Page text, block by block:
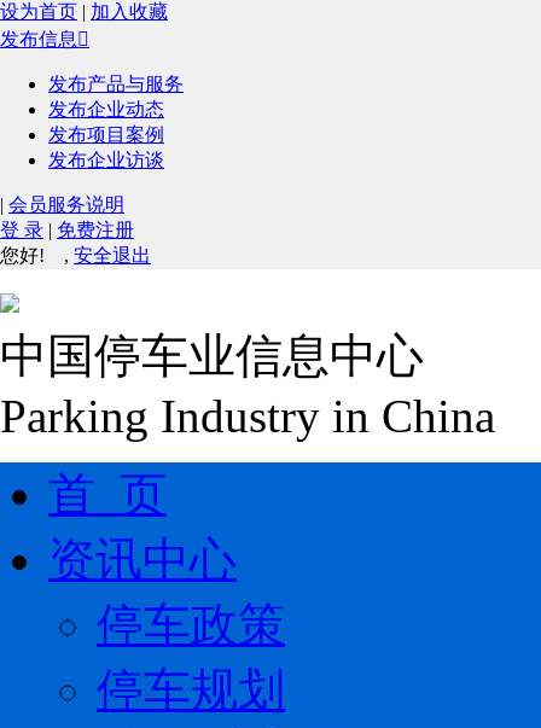
设为首页 | 加入收藏
发布信息 
发布产品与服务
发布企业动态
发布项目案例
发布企业访谈
| 会员服务说明
登 录 | 免费注册
您好!
, 安全退出
中国停车业信息中心
Parking Industry in China
首 页
资讯中心
停车政策
停车规划